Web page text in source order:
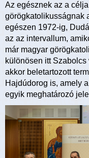
Az egésznek az a
görögkatolikusságnak
egészen 1972-ig,
az az intervallum,
már magyar
különösen itt
akkor beletartozott
Hajdúdorog is, amely
egyik meghatározó